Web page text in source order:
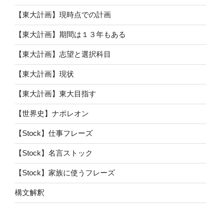
【東大計画】現時点での計画
【東大計画】期間は１３年もある
【東大計画】志望と選択科目
【東大計画】現状
【東大計画】東大目指す
【世界史】ナポレオン
【Stock】仕事フレーズ
【Stock】名言ストック
【Stock】家族に使うフレーズ
構文解釈